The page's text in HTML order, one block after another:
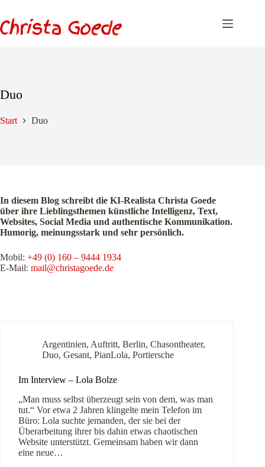
springen
Duo
Start Duo
In diesem Blog schreibt die KI-Realista Christa Goede
über ihre Lieblingsthemen künstliche Intelligenz, Text,
Websites, Social Media und authentische Kommunikation.
Humorig, meinungsstark und sehr persönlich.
Mobil: +49 (0) 160 – 9444 1934
E-Mail: mail@christagoede.de
Argentinien, Auftritt, Berlin, Chasontheater,
Duo, Gesant, PianLola, Portiersche
Im Interview – Lola Bolze
„Man muss selbst überzeugt sein von dem, was man
tut.“ Vor etwa 2 Jahren klingelte mein Telefon im
Büro: Lola suchte jemanden, der sie bei der
Überarbeitung ihrer bis dahin etwas chaotischen
Website unterstützt. Gemeinsam haben wir dann
eine neue…